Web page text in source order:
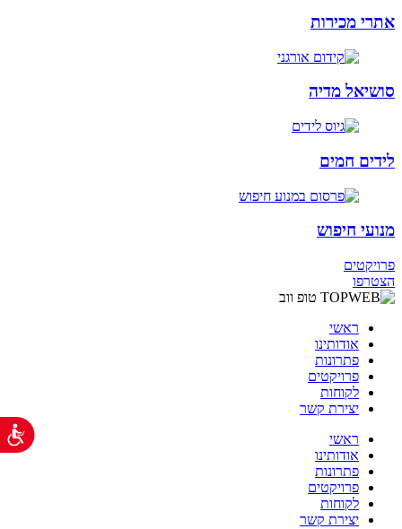
אתרי מכירות
סושיאל מדיה
לידים חמים
מנועי חיפוש
פרויקטים
הצטרפו
ראשי
אודותינו
פתרונות
פרויקטים
לקוחות
יצירת קשר
ראשי
אודותינו
פתרונות
פרויקטים
לקוחות
יצירת קשר